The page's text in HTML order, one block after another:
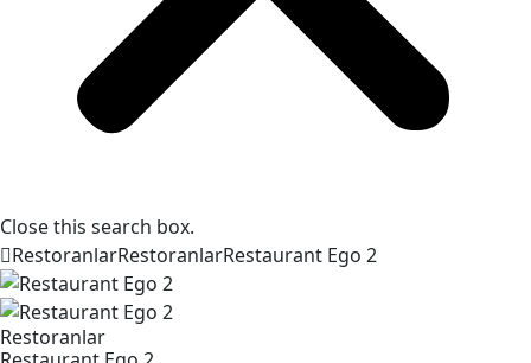
Close this search box.
RestoranlarRestoranlarRestaurant Ego 2
Restoranlar